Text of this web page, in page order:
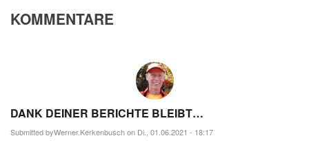
KOMMENTARE
DANK DEINER BERICHTE BLEIBT…
Submitted byWerner.Kerkenbuschon Di., 01.06.2021 - 18:17